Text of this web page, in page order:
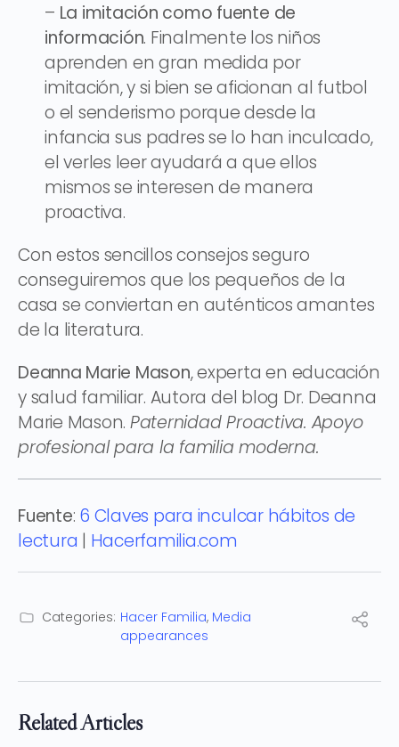
– La imitación como fuente de
información. Finalmente los niños
aprenden en gran medida por
imitación, y si bien se aficionan al futbol
o el senderismo porque desde la
infancia sus padres se lo han inculcado,
el verles leer ayudará a que ellos
mismos se interesen de manera
proactiva.
Con estos sencillos consejos seguro
conseguiremos que los pequeños de la
casa se conviertan en auténticos amantes
de la literatura.
Deanna Marie Mason, experta en educación
y salud familiar. Autora del blog Dr. Deanna
Marie Mason. Paternidad Proactiva. Apoyo
profesional para la familia moderna.
Fuente: 6 Claves para inculcar hábitos de
lectura | Hacerfamilia.com
Categories: Hacer Familia, Media
appearances
Related Articles